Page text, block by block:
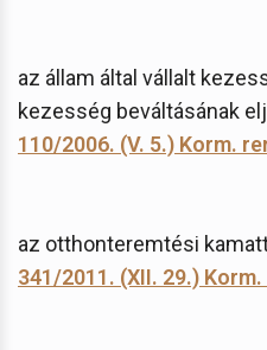
az állam által vállalt
kezesség beváltásának
110/2006. (V. 5.) Korm.
az otthonteremtési
341/2011. (XII. 29.)